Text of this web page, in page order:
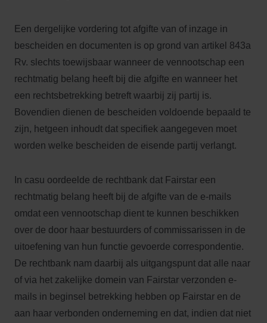
Een dergelijke vordering tot afgifte van of inzage in
bescheiden en documenten is op grond van artikel 843a
Rv. slechts toewijsbaar wanneer de vennootschap een
rechtmatig belang heeft bij die afgifte en wanneer het
een rechtsbetrekking betreft waarbij zij partij is.
Bovendien dienen de bescheiden voldoende bepaald te
zijn, hetgeen inhoudt dat specifiek aangegeven moet
worden welke bescheiden de eisende partij verlangt.
In casu oordeelde de rechtbank dat Fairstar een
rechtmatig belang heeft bij de afgifte van de e-mails
omdat een vennootschap dient te kunnen beschikken
over de door haar bestuurders of commissarissen in de
uitoefening van hun functie gevoerde correspondentie.
De rechtbank nam daarbij als uitgangspunt dat alle naar
of via het zakelijke domein van Fairstar verzonden e-
mails in beginsel betrekking hebben op Fairstar en de
aan haar verbonden onderneming en dat, indien dat niet